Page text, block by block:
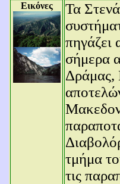
Εικόνες
Τα
πηγάζει
σήμερα
Δράμας,
τμήμα
τις